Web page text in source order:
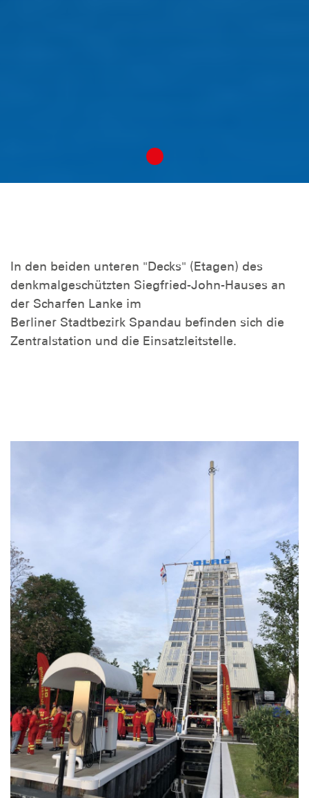
In den beiden unteren "Decks" (Etagen) des
denkmalgeschützten Siegfried-John-Hauses an
der Scharfen Lanke im
Berliner Stadtbezirk Spandau befinden sich die
Zentralstation und die Einsatzleitstelle.